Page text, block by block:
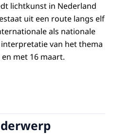
lichtkunst in Nederland
uit een route langs elf
als nationale
van het thema
met 16 maart.